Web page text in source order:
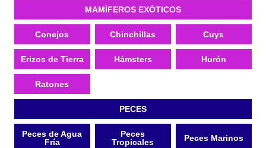
MAMÍFEROS EXÓTICOS
Conejos Chinchillas Cuys
Erizos de Tierra Hámsters Hurón
Ratones
PECES
Peces de Agua
Fría
Peces
Tropicales
Peces Marinos